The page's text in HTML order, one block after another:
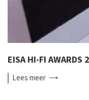
EISA HI-FI
Leesmeer